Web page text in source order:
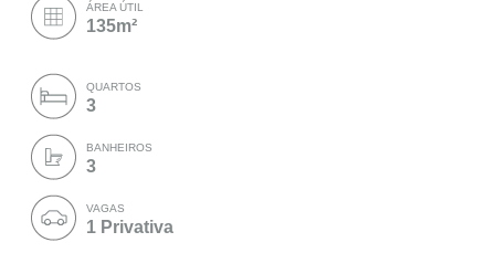
ÁREA ÚTIL
135m²
QUARTOS
3
BANHEIROS
3
VAGAS
1 Privativa